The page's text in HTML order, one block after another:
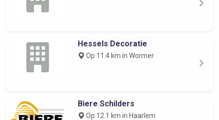
Hessels Decoratie
Op 11.4 km in Wormer
Biere Schilders
Op 12.1 km in Haarlem